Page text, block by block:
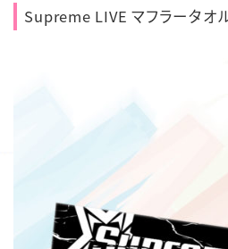
Supreme LIVE マフラータ